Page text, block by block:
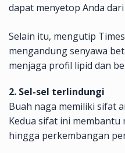
dapat menyetop Anda
Selain itu, mengutip
mengandung senyawa
menjaga profil lipid dan
2. Sel-sel terlindungi
Buah naga memiliki sifat
Kedua sifat ini membantu
hingga perkembangan